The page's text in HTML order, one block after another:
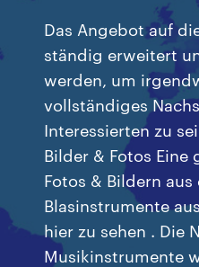
Das Angebot auf
ständig erweitert
werden, um
vollständiges
Interessierten zu
Bilder & Fotos Eine
Fotos & Bildern
Blasinstrumente
hier zu sehen . Die
Musikinstrumente